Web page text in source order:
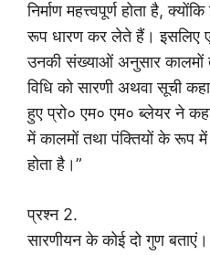
निर्माण महत्त्वपूर्ण होता है,
रूप धारण कर लेते हैं। इसलिए
उनकी संख्याओं अनुसार कालमों
विधि को सारणी अथवा सूची
हुए प्रो० एम० एम० ब्लेयर ने
में कालमों तथा पंक्तियों के रूप
होता है।”
प्रश्न 2.
सारणीयन के कोई दो गुण बताएं।